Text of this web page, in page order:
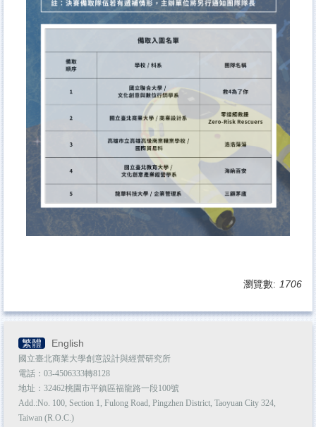
瀏覽數: 1706
繁體 English
國立臺北商業大學創意設計與經營研究所
電話：03-4506333轉8128
地址：32462桃園市平鎮區福龍路一段100號
Add.:No. 100, Section 1, Fulong Road, Pingzhen District, Taoyuan City 324,
Taiwan (R.O.C.)